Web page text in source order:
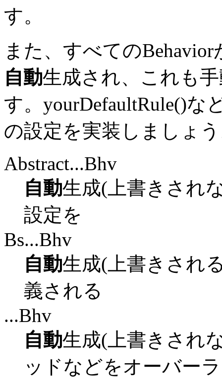
す。
また、すべての
自動生成され、これも
す。yourDefaultRule()な
の設定を実装しましょ
Abstract...Bhv
自動生成(上書きされ
設定を
Bs...Bhv
自動生成(上書きされ
義される
...Bhv
自動生成(上書きされ
ッドなどをオーバー